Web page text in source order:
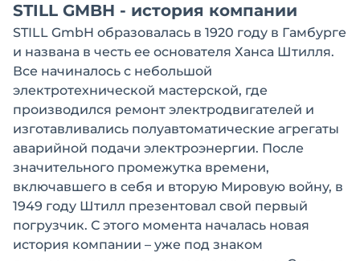
STILL GMBH - история компании
STILL GmbH образовалась в 1920 году в Гамбурге
и названа в честь ее основателя Ханса Штилля.
Все начиналось с небольшой
электротехнической мастерской, где
производился ремонт электродвигателей и
изготавливались полуавтоматические агрегаты
аварийной подачи электроэнергии. После
значительного промежутка времени,
включавшего в себя и вторую Мировую войну, в
1949 году Штилл презентовал свой первый
погрузчик. С этого момента началась новая
история компании – уже под знаком